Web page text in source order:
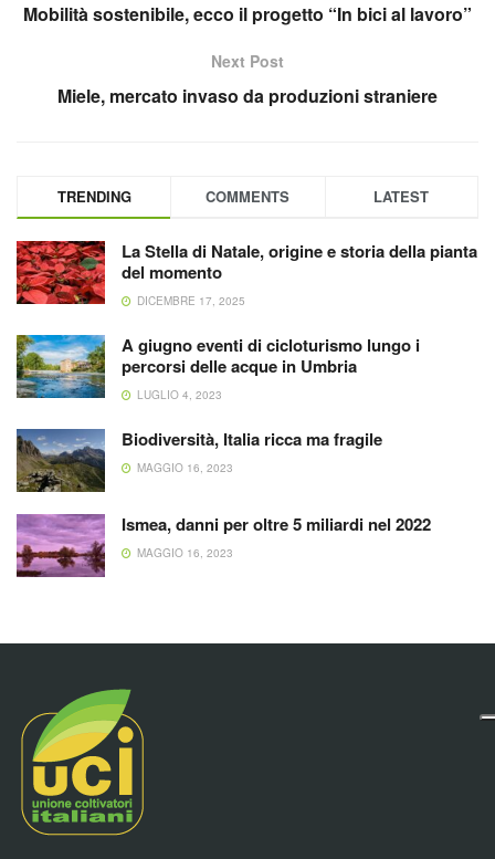
Mobilità sostenibile, ecco il progetto “In bici al lavoro”
Next Post
Miele, mercato invaso da produzioni straniere
TRENDING COMMENTS LATEST
La Stella di Natale, origine e storia della pianta
del momento
DICEMBRE 17, 2025
A giugno eventi di cicloturismo lungo i
percorsi delle acque in Umbria
LUGLIO 4, 2023
Biodiversità, Italia ricca ma fragile
MAGGIO 16, 2023
Ismea, danni per oltre 5 miliardi nel 2022
MAGGIO 16, 2023